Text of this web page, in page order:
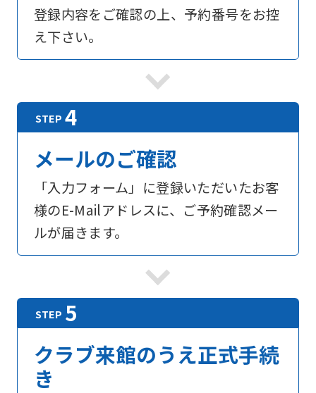
登録内容をご確認の上、予約番号をお控
え下さい。
メールのご確認
「入力フォーム」に登録いただいたお客
様のE-Mailアドレスに、ご予約確認メー
ルが届きます。
クラブ来館のうえ正式手続
き
For
foreigners
Central